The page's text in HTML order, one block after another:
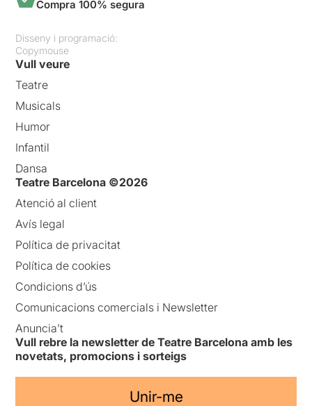
Compra 100% segura
Disseny i programació:
Copymouse
Vull veure
Teatre
Musicals
Humor
Infantil
Dansa
Teatre Barcelona ©2026
Atenció al client
Avís legal
Política de privacitat
Política de cookies
Condicions d’ús
Comunicacions comercials i Newsletter
Anuncia’t
Vull rebre la newsletter de Teatre Barcelona amb les
novetats, promocions i sorteigs
Unir-me